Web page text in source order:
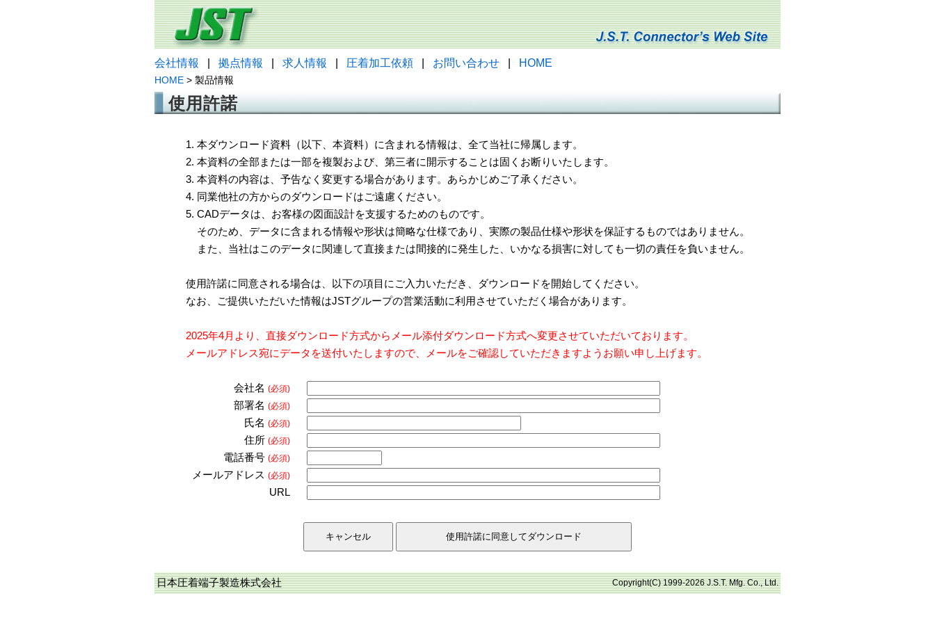
会社情報 拠点情報 求人情報 圧着加工依頼 お問い合わせ HOME
HOME > 製品情報
使用許諾
1. 本ダウンロード資料（以下、本資料）に含まれる情報は、全て当社に帰属します。
2. 本資料の全部または一部を複製および、第三者に開示することは固くお断りいたします。
3. 本資料の内容は、予告なく変更する場合があります。あらかじめご了承ください。
4. 同業他社の方からのダウンロードはご遠慮ください。
5. CADデータは、お客様の図面設計を支援するためのものです。
そのため、データに含まれる情報や形状は簡略な仕様であり、実際の製品仕様や形状を保証するものではありません。
また、当社はこのデータに関連して直接または間接的に発生した、いかなる損害に対しても一切の責任を負いません。
使用許諾に同意される場合は、以下の項目にご入力いただき、ダウンロードを開始してください。
なお、ご提供いただいた情報はJSTグループの営業活動に利用させていただく場合があります。
2025年4月より、直接ダウンロード方式からメール添付ダウンロード方式へ変更させていただいております。
メールアドレス宛にデータを送付いたしますので、メールをご確認していただきますようお願い申し上げます。
会社名 (必須)
部署名 (必須)
氏名 (必須)
住所 (必須)
電話番号 (必須)
メールアドレス (必須)
URL
日本圧着端子製造株式会社 Copyright(C) 1999-2026 J.S.T. Mfg. Co., Ltd.